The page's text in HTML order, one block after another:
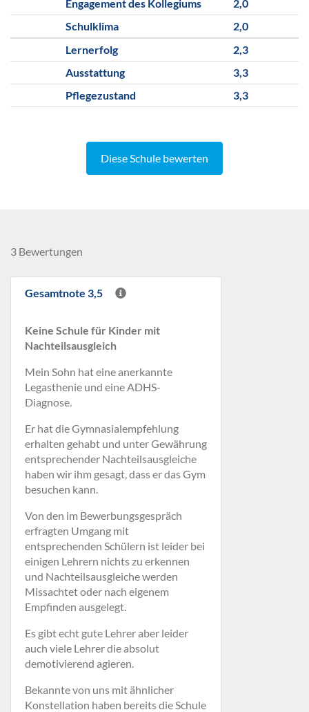
Engagement des Kollegiums
2,0
Schulklima
2,0
Lernerfolg
2,3
Ausstattung
3,3
Pflegezustand
3,3
Diese Schule bewerten
3 Bewertungen
Gesamtnote 3,5
Keine Schule für Kinder mit
Nachteilsausgleich
Mein Sohn hat eine anerkannte
Legasthenie und eine ADHS-
Diagnose.
Er hat die Gymnasialempfehlung
erhalten gehabt und unter Gewährung
entsprechender Nachteilsausgleiche
haben wir ihm gesagt, dass er das Gym
besuchen kann.
Von den im Bewerbungsgespräch
erfragten Umgang mit
entsprechenden Schülern ist leider bei
einigen Lehrern nichts zu erkennen
und Nachteilsausgleiche werden
Missachtet oder nach eigenem
Empfinden ausgelegt.
Es gibt echt gute Lehrer aber leider
auch viele Lehrer die absolut
demotivierend agieren.
Bekannte von uns mit ähnlicher
Konstellation haben bereits die Schule